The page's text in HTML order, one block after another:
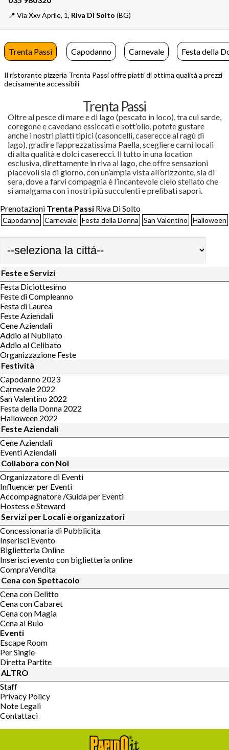
📍️ Via Xxv Aprile, 1, Riva Di Solto (BG)
Trenta Passi Capodanno Carnevale Festa della
Il ristorante pizzeria Trenta Passi offre piatti di ottima qualità a prezzi
decisamente accessibili
Trenta Passi
Oltre al pesce di mare e di lago (pescato in loco), tra cui sarde,
coregone e cavedano essiccati e sott’olio, potete gustare
anche i nostri piatti tipici (casoncelli, caserecce al ragù di
lago), gradire l’apprezzatissima Paella, scegliere carni locali
di alta qualità e dolci caserecci. Il tutto in una location
esclusiva, direttamente in riva al lago, che offre sensazioni
piacevoli sia di giorno, con un’ampia vista all’orizzonte, sia di
sera, dove a farvi compagnia è l’incantevole cielo stellato che
si amalgama con i nostri più succulenti e prelibati sapori.
Prenotazioni Trenta Passi Riva Di Solto
Capodanno Carnevale Festa della Donna San Valentino Halloween
Feste e Servizi
Festa Diciottesimo
Feste di Compleanno
Festa di Laurea
Feste Aziendali
Cene Aziendali
Addio al Nubilato
Addio al Celibato
Organizzazione Feste
Festività
Capodanno 2023
Carnevale 2022
San Valentino 2022
Festa della Donna 2022
Halloween 2022
Feste Aziendali
Cene Aziendali
Eventi Aziendali
Collabora con Noi
Organizzatore di Eventi
Influencer per Eventi
Accompagnatore /Guida per Eventi
Hostess e Steward
Servizi per Locali e organizzatori
Concessionaria di Pubblicita
Inserisci Evento
Biglietteria Online
Inserisci evento con biglietteria online
CompraVendita
Cena con Spettacolo
Cena con Delitto
Cena con Cabaret
Cena con Magia
Cena al Buio
Eventi
Escape Room
Per Single
Diretta Partite
ALTRO
Staff
Privacy Policy
Note Legali
Contattaci